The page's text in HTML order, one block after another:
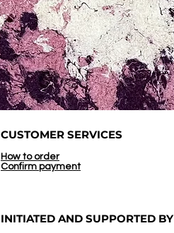
CUSTOMER SERVICES
How to order
Confirm payment
INITIATED AND SUPPORTED BY